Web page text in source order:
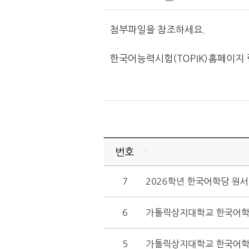
첨부파일을 참조하세요.
한국어능력시험(TOPIK)홈페이지
번호
7 2026학년 한국어학당 원
6 가톨릭상지대학교 한국어
5 가톨릭상지대학교 한국어